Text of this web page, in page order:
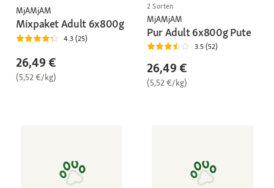
MjAMjAM
Mixpaket Adult 6x800g
4.3 (25)
26,49 €
(5,52 €/kg)
2 Sorten
MjAMjAM
Pur Adult 6x800g Pute
3.5 (52)
26,49 €
(5,52 €/kg)